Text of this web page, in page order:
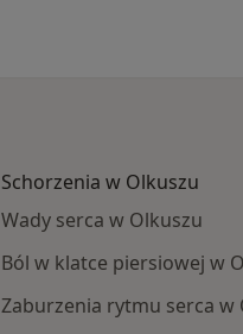
Schorzenia w Olkuszu
Wady serca w Olkuszu
Ból w klatce piersiowej w
Zaburzenia rytmu serca w